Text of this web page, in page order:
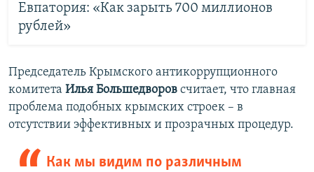
Евпатория: «Как зарыть 700 миллионов
рублей»
Председатель Крымского антикоррупционного
комитета Илья Большедворов считает, что главная
проблема подобных крымских строек – в
отсутствии эффективных и прозрачных процедур.
Как мы видим по различным